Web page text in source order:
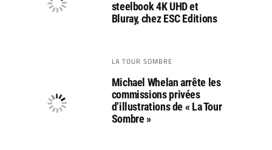
steelbook 4K UHD et
Bluray, chez ESC Editions
LA TOUR SOMBRE
Michael Whelan arrête les
commissions privées
d’illustrations de « La Tour
Sombre »